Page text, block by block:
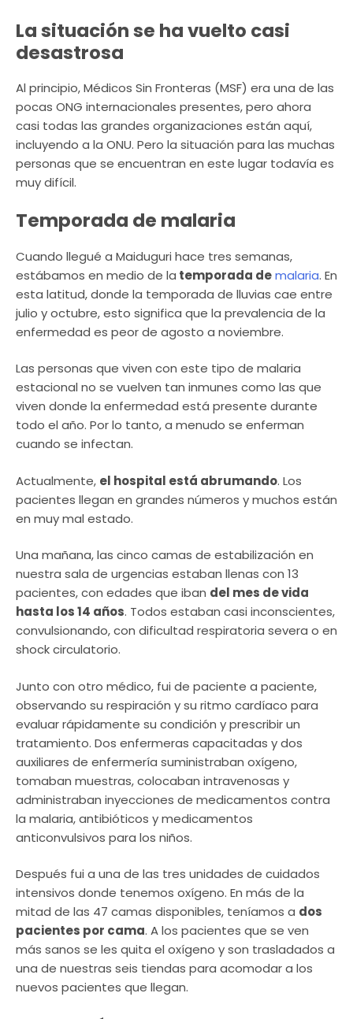
La situación se ha vuelto casi
desastrosa
Al principio, Médicos Sin Fronteras (MSF) era una de las
pocas ONG internacionales presentes, pero ahora
casi todas las grandes organizaciones están aquí,
incluyendo a la ONU. Pero la situación para las muchas
personas que se encuentran en este lugar todavía es
muy difícil.
Temporada de malaria
Cuando llegué a Maiduguri hace tres semanas,
estábamos en medio de la temporada demalaria. En
esta latitud, donde la temporada de lluvias cae entre
julio y octubre, esto significa que la prevalencia de la
enfermedad es peor de agosto a noviembre.
Las personas que viven con este tipo de malaria
estacional no se vuelven tan inmunes como las que
viven donde la enfermedad está presente durante
todo el año. Por lo tanto, a menudo se enferman
cuando se infectan.
Actualmente, el hospital está abrumando. Los
pacientes llegan en grandes números y muchos están
en muy mal estado.
Una mañana, las cinco camas de estabilización en
nuestra sala de urgencias estaban llenas con 13
pacientes, con edades que iban del mes de vida
hasta los 14 años. Todos estaban casi inconscientes,
convulsionando, con dificultad respiratoria severa o en
shock circulatorio.
Junto con otro médico, fui de paciente a paciente,
observando su respiración y su ritmo cardíaco para
evaluar rápidamente su condición y prescribir un
tratamiento. Dos enfermeras capacitadas y dos
auxiliares de enfermería suministraban oxígeno,
tomaban muestras, colocaban intravenosas y
administraban inyecciones de medicamentos contra
la malaria, antibióticos y medicamentos
anticonvulsivos para los niños.
Después fui a una de las tres unidades de cuidados
intensivos donde tenemos oxígeno. En más de la
mitad de las 47 camas disponibles, teníamos a dos
pacientes por cama. A los pacientes que se ven
más sanos se les quita el oxígeno y son trasladados a
una de nuestras seis tiendas para acomodar a los
nuevos pacientes que llegan.